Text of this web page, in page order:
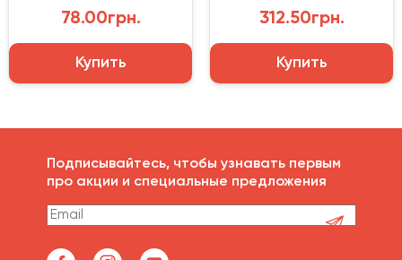
78.00грн.
Купить
312.50грн.
Купить
Подписывайтесь, чтобы узнавать первым
про акции и специальные предложения